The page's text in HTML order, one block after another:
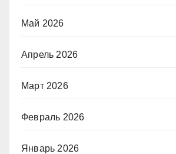
Май 2026
Апрель 2026
Март 2026
Февраль 2026
Январь 2026